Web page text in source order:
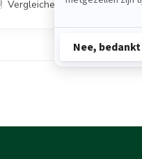
Vergleichen